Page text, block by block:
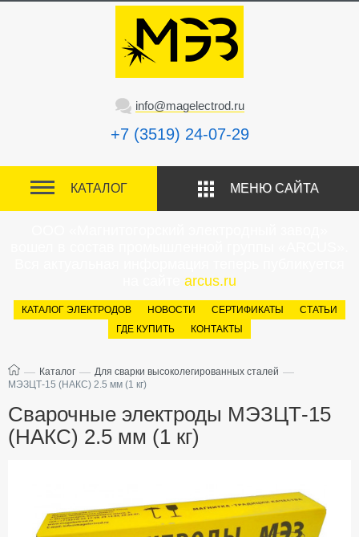
info@magelectrod.ru
+7 (3519) 24-07-29
КАТАЛОГ МЕНЮ САЙТА
arcus.ru
КАТАЛОГ ЭЛЕКТРОДОВ НОВОСТИ СЕРТИФИКАТЫ
СТАТЬИ
ГДЕ КУПИТЬ
КОНТАКТЫ
— Каталог — Для сварки высоколегированных сталей —
МЭЗЦТ-15 (НАКС) 2.5 мм (1 кг)
Сварочные электроды МЭЗЦТ-15
(НАКС) 2.5 мм (1 кг)